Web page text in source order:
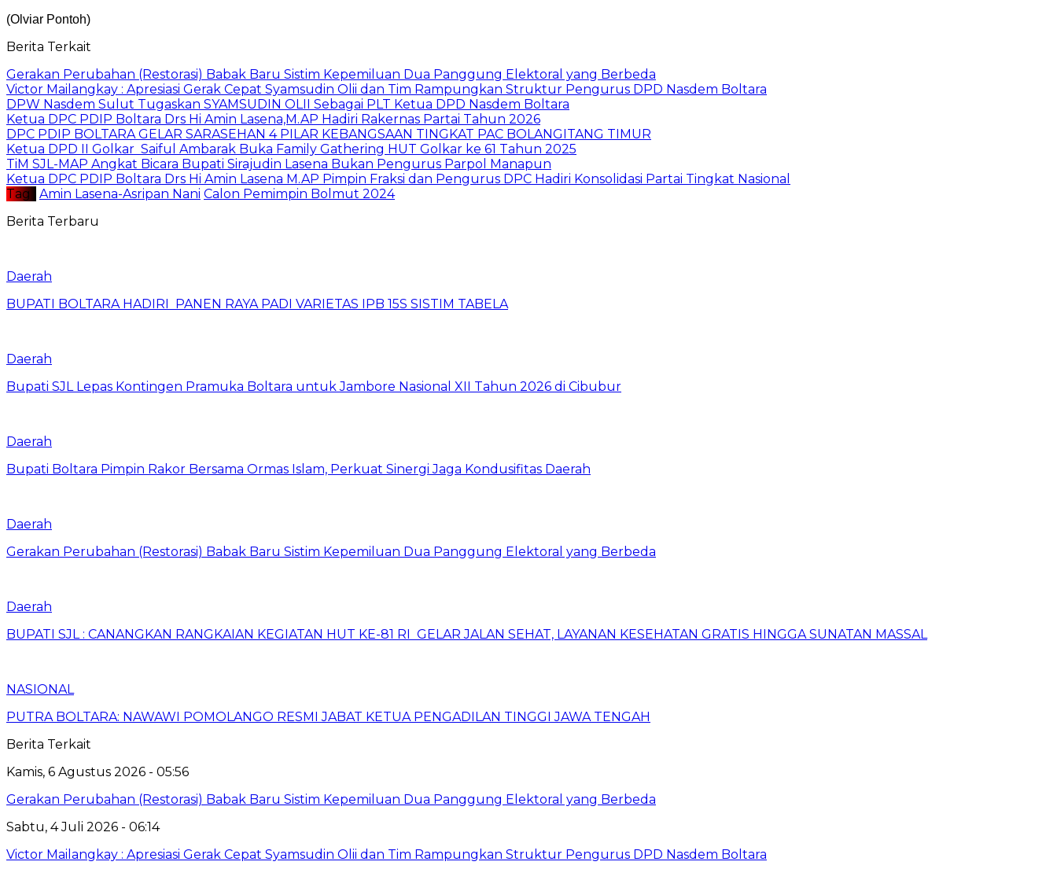
(Olviar Pontoh)
Berita Terkait
Gerakan Perubahan (Restorasi) Babak Baru Sistim Kepemiluan Dua Panggung Elektoral yang Berbeda
Victor Mailangkay : Apresiasi Gerak Cepat Syamsudin Olii dan Tim Rampungkan Struktur Pengurus DPD Nasdem Boltara
DPW Nasdem Sulut Tugaskan SYAMSUDIN OLII Sebagai PLT Ketua DPD Nasdem Boltara
Ketua DPC PDIP Boltara Drs Hi Amin Lasena,M.AP Hadiri Rakernas Partai Tahun 2026
DPC PDIP BOLTARA GELAR SARASEHAN 4 PILAR KEBANGSAAN TINGKAT PAC BOLANGITANG TIMUR
Ketua DPD II Golkar Saiful Ambarak Buka Family Gathering HUT Golkar ke 61 Tahun 2025
TiM SJL-MAP Angkat Bicara Bupati Sirajudin Lasena Bukan Pengurus Parpol Manapun
Ketua DPC PDIP Boltara Drs Hi Amin Lasena M.AP Pimpin Fraksi dan Pengurus DPC Hadiri Konsolidasi Partai Tingkat Nasional
Tag :
Amin Lasena-Asripan Nani Calon Pemimpin Bolmut 2024
Berita Terbaru
Daerah
BUPATI BOLTARA HADIRI PANEN RAYA PADI VARIETAS IPB 15S SISTIM TABELA
Daerah
Bupati SJL Lepas Kontingen Pramuka Boltara untuk Jambore Nasional XII Tahun 2026 di Cibubur
Daerah
Bupati Boltara Pimpin Rakor Bersama Ormas Islam, Perkuat Sinergi Jaga Kondusifitas Daerah
Daerah
Gerakan Perubahan (Restorasi) Babak Baru Sistim Kepemiluan Dua Panggung Elektoral yang Berbeda
Daerah
BUPATI SJL : CANANGKAN RANGKAIAN KEGIATAN HUT KE-81 RI GELAR JALAN SEHAT, LAYANAN KESEHATAN GRATIS HINGGA SUNATAN MASSAL
NASIONAL
PUTRA BOLTARA: NAWAWI POMOLANGO RESMI JABAT KETUA PENGADILAN TINGGI JAWA TENGAH
Berita Terkait
Kamis, 6 Agustus 2026 - 05:56
Gerakan Perubahan (Restorasi) Babak Baru Sistim Kepemiluan Dua Panggung Elektoral yang Berbeda
Sabtu, 4 Juli 2026 - 06:14
Victor Mailangkay : Apresiasi Gerak Cepat Syamsudin Olii dan Tim Rampungkan Struktur Pengurus DPD Nasdem Boltara